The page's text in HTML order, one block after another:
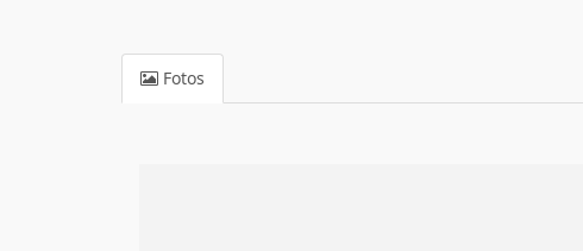
Fotos